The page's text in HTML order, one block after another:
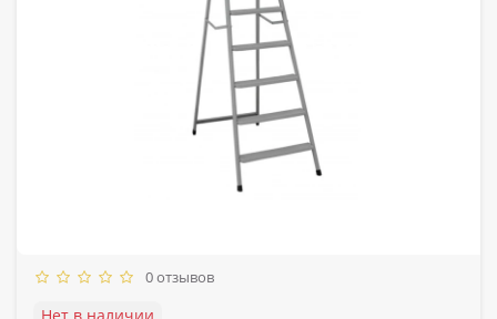
0 отзывов
Нет в наличии